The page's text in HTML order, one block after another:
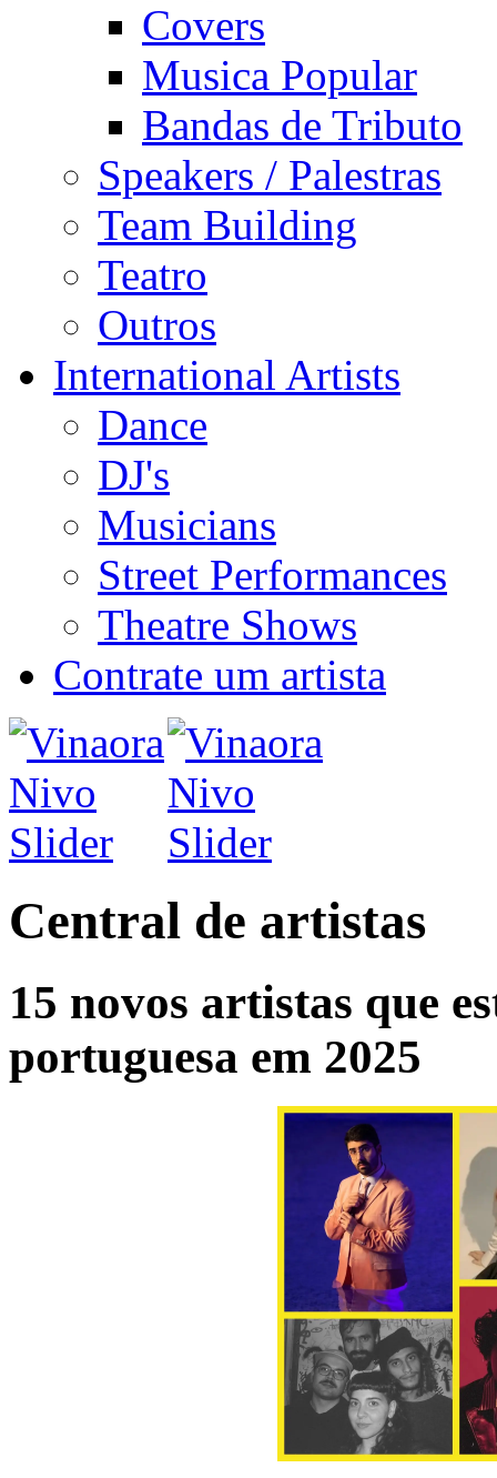
Covers
Musica Popular
Bandas de Tributo
Speakers / Palestras
Team Building
Teatro
Outros
International Artists
Dance
DJ's
Musicians
Street Performances
Theatre Shows
Contrate um artista
Central de artistas
15 novos artistas que
portuguesa em 2025